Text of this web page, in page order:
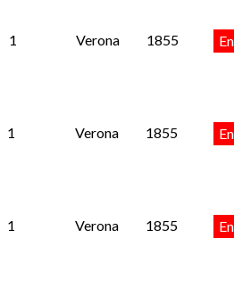
1 Verona 1855
1 Verona 1855
1 Verona 1855